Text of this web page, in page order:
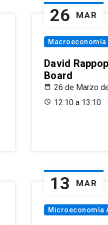
26 MAR
Macroeconomía
David
Board
26 de Marzo
12:10 a 13:10
13 MAR
Microeconomía